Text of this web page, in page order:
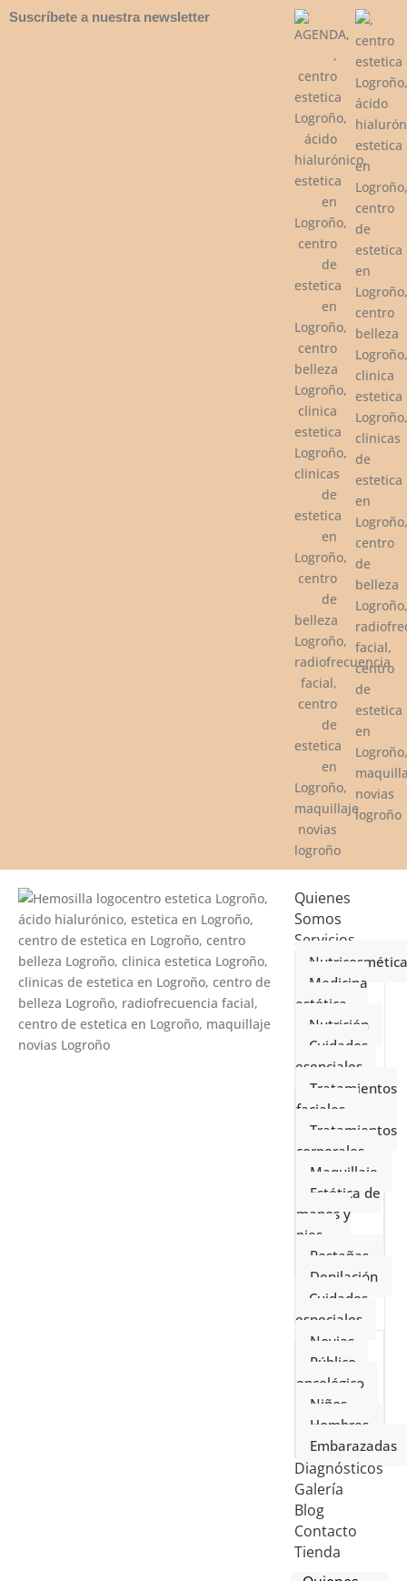
Suscríbete a nuestra newsletter
Quienes
Somos
Servicios
Nutricosmética
Medicina
estética
Nutrición
Cuidados
esenciales
Tratamientos
faciales
Tratamientos
corporales
Maquillaje
Estética de
manos y
pies
Pestañas
Depilación
Cuidados
especiales
Novias
Público
oncológico
Niños
Hombres
Embarazadas
Diagnósticos
Galería
Blog
Contacto
Tienda